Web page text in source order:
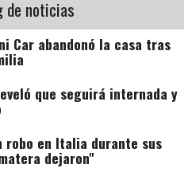
de noticias
Car abandonó la casa tras
que seguirá internada y
robo en Italia durante sus
dejaron"